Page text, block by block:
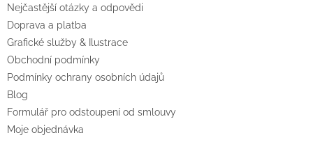
Nejčastější otázky a odpovědi
Doprava a platba
Grafické služby & Ilustrace
Obchodní podmínky
Podmínky ochrany osobních údajů
Blog
Formulář pro odstoupení od smlouvy
Moje objednávka